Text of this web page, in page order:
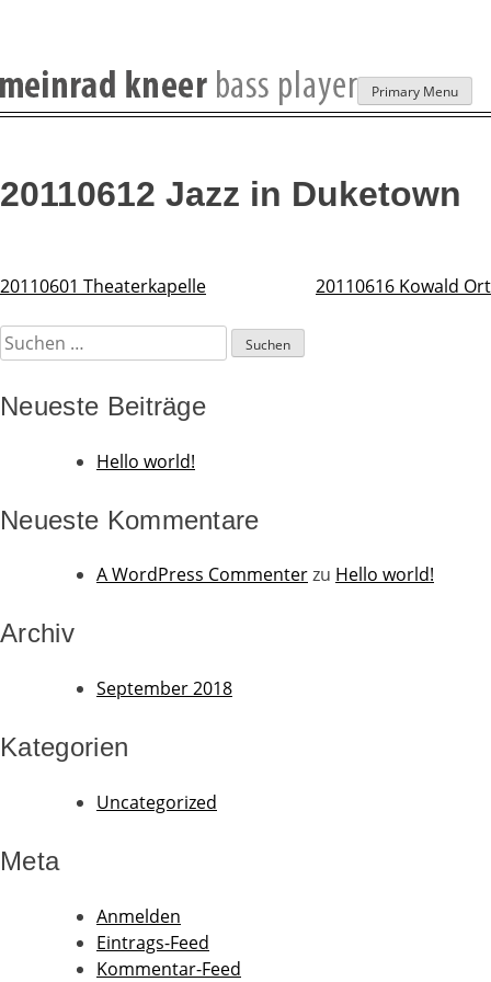
Skip
to
Primary Menu
20110612 Jazz in Duketown
Beitragsnavigation
20110601 Theaterkapelle 20110616 Kowald Ort
Suchen
nach:
Neueste Beiträge
Hello world!
Neueste Kommentare
A WordPress Commenterzu Hello world!
Archiv
September 2018
Kategorien
Uncategorized
Meta
Anmelden
Eintrags-Feed
Kommentar-Feed